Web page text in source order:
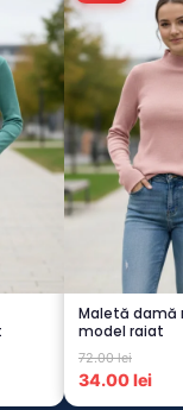
Maletă damă
model raiat
72.00 lei
34.00 lei